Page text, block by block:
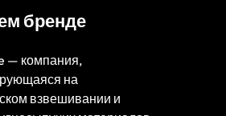
бренде
— компания,
на
взвешивании и